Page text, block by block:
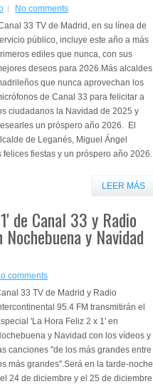
No comments
33 TV de Madrid, en su línea de
público, incluye este año a más
ediles que nunca, con sus
deseos para 2026.Más alcaldes
que nunca aprovechan los
de Canal 33 para felicitar a
ciudadanos la Navidad de 2025 y
un próspero año 2026. El
de Leganés, Miguel Ángel
fiestas y un próspero año 2026.
LEER MÁS
de Canal 33 y Radio
y Navidad
comments
33 TV de Madrid y Radio
95.4 FM transmitirán el
'La Hora Feliz 2 x 1' en
y Navidad con los vídeos y
canciones "de los más grandes entre
más grandes".Será en la tarde-noche
24 de diciembre y el 25 de diciembre